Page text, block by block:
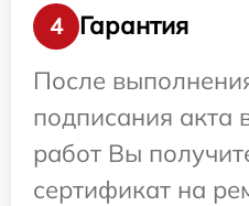
4
Гарантия
После
подписания акта
работ Вы
сертификат на